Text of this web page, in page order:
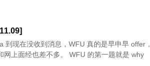
到现在没收到消息，WFU 真的是早申早 offer，
上面经也差不多。 WFU 的第一题就是 why